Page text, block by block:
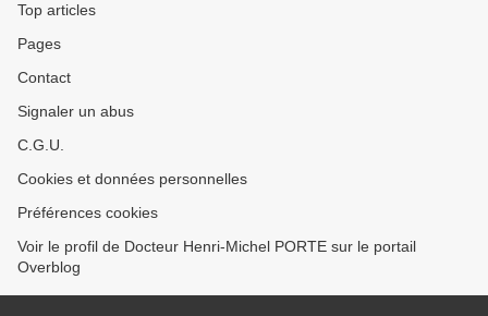
Top articles
Pages
Contact
Signaler un abus
C.G.U.
Cookies et données personnelles
Préférences cookies
Voir le profil de Docteur Henri-Michel PORTE sur le portail
Overblog